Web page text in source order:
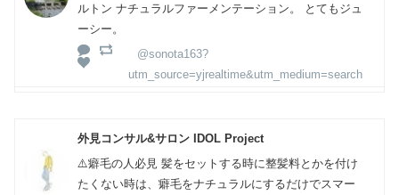
ルトン ナチュラルファーメンテーション。 とてもジュ
ーシー。
@sonota163?
utm_source=yjrealtime&utm_medium=search
外見コンサル&サロン IDOL Project
⚠️癖毛の人必見 髪をセットする時に整髪料とかを付け
たくない時は、癖毛をナチュラルにするだけでスマー